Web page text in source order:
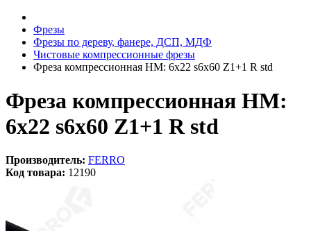
Фрезы
Фрезы по дереву, фанере, ДСП, МДФ
Чистовые компрессионные фрезы
Фреза компрессионная HM: 6x22 s6x60 Z1+1 R std
Фреза компрессионная HM:
6x22 s6x60 Z1+1 R std
Производитель: FERRO
Код товара: 12190